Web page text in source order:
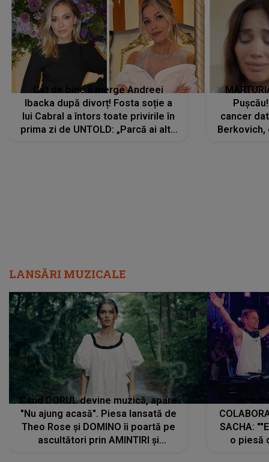
Cât de bine îi merge Andreei
Ibacka după divorț! Fosta soție a
lui Cabral a întors toate privirile în
prima zi de UNTOLD: „Parcă ai altă
cancer
Berkovich,
LANSĂRI MUZICALE
Când DORUL devine muzică, apare
"Nu ajung acasă". Piesa lansată de
Theo Rose și DOMINO îi poartă pe
ascultători prin AMINTIRI și
SACHA:
o piesă